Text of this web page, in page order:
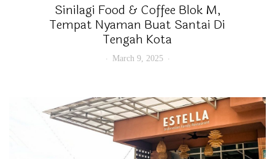
Sinilagi Food & Coffee Blok M,
Tempat Nyaman Buat Santai Di
Tengah Kota
March 9, 2025